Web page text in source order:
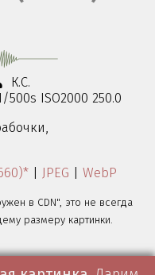
К.С.
500s ISO2000 250.0
| JPEG | WebP
в CDN", это не всегда
размеру картинки.